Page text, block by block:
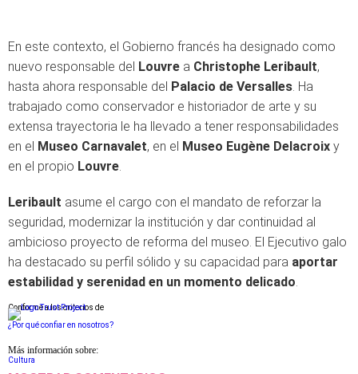
En este contexto, el Gobierno francés ha designado como
nuevo responsable del Louvre a Christophe Leribault,
hasta ahora responsable del Palacio de Versalles. Ha
trabajado como conservador e historiador de arte y su
extensa trayectoria le ha llevado a tener responsabilidades
en el Museo Carnavalet, en el Museo Eugène Delacroix y
en el propio Louvre.
Leribault asume el cargo con el mandato de reforzar la
seguridad, modernizar la institución y dar continuidad al
ambicioso proyecto de reforma del museo. El Ejecutivo galo
ha destacado su perfil sólido y su capacidad para aportar
estabilidad y serenidad en un momento delicado.
Conforme a los criterios de
¿Por qué confiar en nosotros?
Más información sobre:
Cultura